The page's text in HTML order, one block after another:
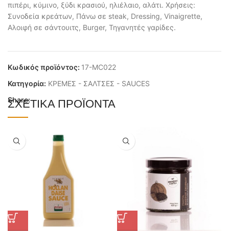
πιπέρι, κύμινο, ξύδι κρασιού, ηλιέλαιο, αλάτι. Χρήσεις:
Συνοδεία κρεάτων, Πάνω σε steak, Dressing, Vinaigrette,
Αλοιφή σε σάντουιτς, Burger, Τηγανητές γαρίδες.
Κωδικός προϊόντος: 17-MC022
Κατηγορία: ΚΡΕΜΕΣ - ΣΑΛΤΣΕΣ - SAUCES
Share:
ΣΧΕΤΙΚΆ ΠΡΟΪΌΝΤΑ